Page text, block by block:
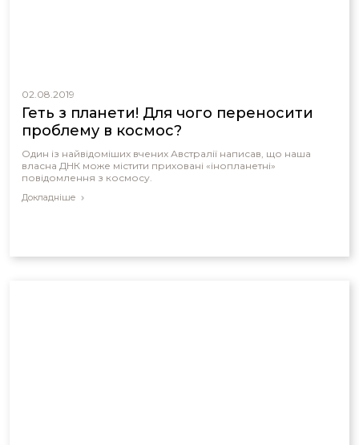
02.08.2019
Геть з планети! Для чого переносити
проблему в космос?
Один із найвідоміших вчених Австралії написав, що наша
власна ДНК може містити приховані «інопланетні»
повідомлення з космосу.
Докладніше